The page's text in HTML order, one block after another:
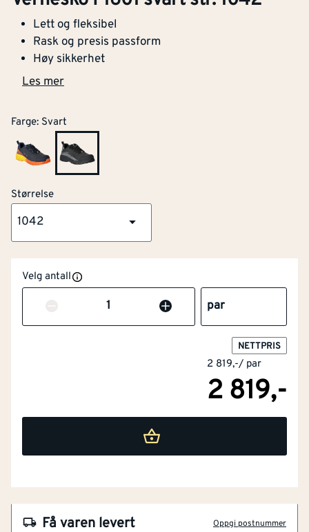
Lett og fleksibel
Rask og presis passform
Høy sikkerhet
Les mer
Farge: Svart
Størrelse
1042
Velg antall
Antall par
NETTPRIS
2 819,-/ par
2 819,-
Få varen levert Oppgi postnummer
Artikkelnummer 101506920
Lett og fleksibel
Rask og presis passform
Vernesko F1601 er en lett og fleksibel vernesko som
kombinerer komfort, beskyttelse og moderne design.
Skoen kan enkelt matches med arbeidsklær fra
Overdelen er laget av slitesterkt tekstilmateriale som
gir god holdbarhet, samtidig som den fleksible